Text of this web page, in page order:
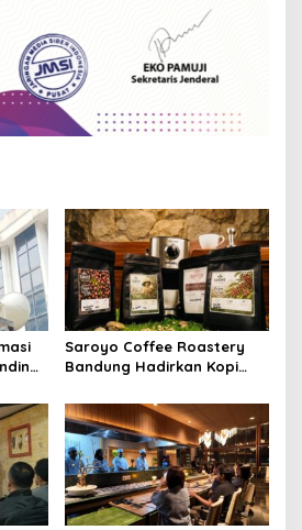
Saroyo Coffee Roastery
Bandung Hadirkan Kopi
Rasa Khas Nusantara